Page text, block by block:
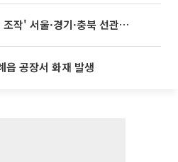
울·경기·충북 선관위 등 추가 압수수색
읍 공장서 화재 발생